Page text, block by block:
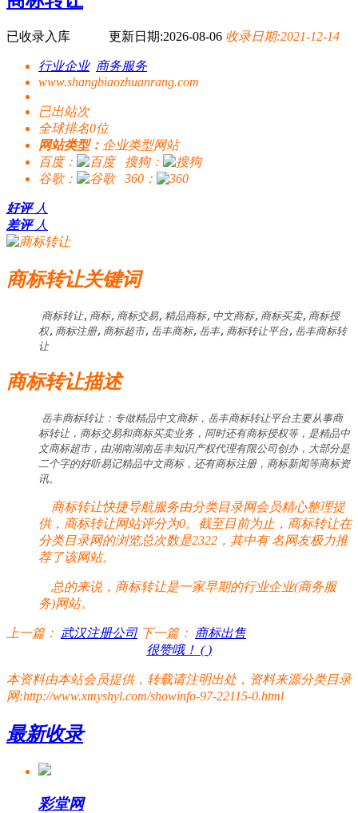
已收录入库 更新日期:2026-08-06 收录日期:2021-12-14
行业企业 商务服务
www.shangbiaozhuanrang.com
已出站次
全球排名0位
网站类型： 企业类型网站
百度：
搜狗：
谷歌：
360：
好评 人
差评 人
商标转让关键词
商标转让,商标,商标交易,精品商标,中文商标,商标买卖,商标授
权,商标注册,商标超市,岳丰商标,岳丰,商标转让平台,岳丰商标转
让
商标转让描述
岳丰商标转让：专做精品中文商标，岳丰商标转让平台主要从事商
标转让，商标交易和商标买卖业务，同时还有商标授权等，是精品中
文商标超市，由湖南湖南岳丰知识产权代理有限公司创办，大部分是
二个字的好听易记精品中文商标，还有商标注册，商标新闻等商标资
讯。
商标转让快捷导航服务由分类目录网会员精心整理提
供，商标转让网站评分为0。截至目前为止，商标转让在
分类目录网的浏览总次数是2322，其中有名网友极力推
荐了该网站。
总的来说，商标转让是一家早期的行业企业(商务服
务)网站。
上一篇： 武汉注册公司 下一篇：
商标出售
很赞哦！ ( )
本资料由本站会员提供，转载请注明出处，资料来源分类目录
网:http://www.xmyshyl.com/showinfo-97-22115-0.html
最新收录
彩堂网